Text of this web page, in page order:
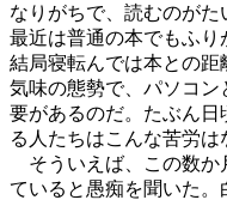
なりがちで、読むのが
最近は普通の本でもふり
結局寝転んでは本との距
気味の態勢で、パソコ
要があるのだ。たぶん
る人たちはこんな苦労は
そういえば、この数か
ていると愚痴を聞いた